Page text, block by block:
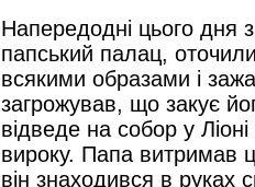
Напередодні цього дня
папський палац,
всякими образами і
загрожував, що закує
відведе на собор у
вироку. Папа витримав
він знаходився в руках